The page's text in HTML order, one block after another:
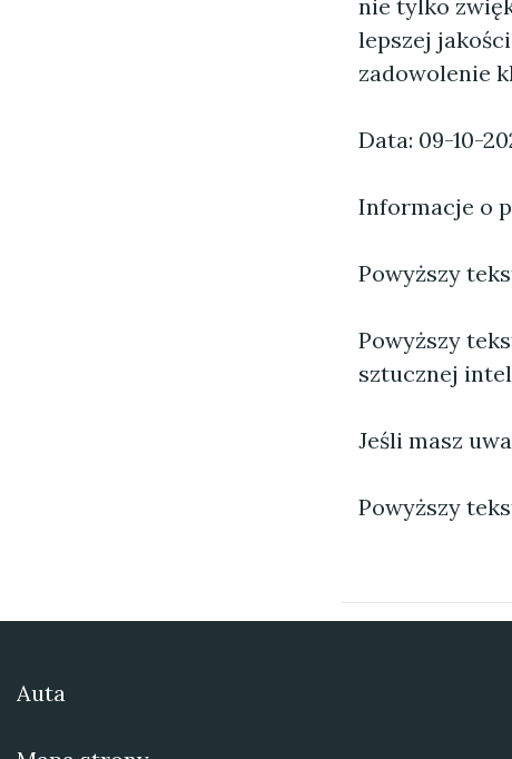
nie tylko
lepszej
zadowolenie
Data: 09-10-
Informacje o
Powyższy
Powyższy
sztucznej
Jeśli masz
Powyższy
Auta